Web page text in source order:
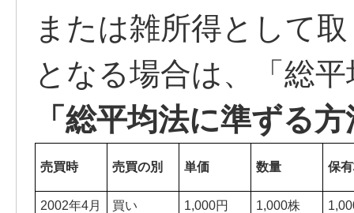
または雑所得として
となる場合は、「総
「総平均法に準ずる
売買時 売買の別 単価 数量 保
2002年4月 買い 1,000円 1,000株